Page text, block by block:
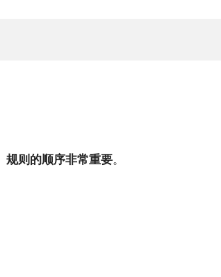
规则的顺序非常重要。